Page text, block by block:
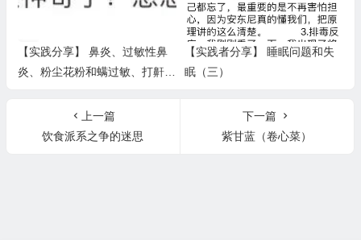
【实践分享】 鼻炎、过敏性鼻
炎、粉尘花粉和螨过敏、打鼾
【实践者分享】 睡眠问题和失
眠（三）
上一篇
饮食派系之争的迷思
下一篇
紫甘蓝（卷心菜）